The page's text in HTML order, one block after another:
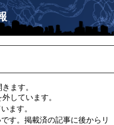
ます。
しています。
ます。
す。掲載済の記事に後からリ